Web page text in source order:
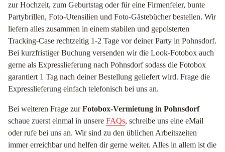
zur Hochzeit, zum Geburtstag oder für eine Firmenfeier, bunte
Partybrillen, Foto-Utensilien und Foto-Gästebücher bestellen. Wir
liefern alles zusammen in einem stabilen und gepolsterten
Tracking-Case rechtzeitig 1-2 Tage vor deiner Party in Pohnsdorf.
Bei kurzfristiger Buchung versenden wir die Look-Fotobox auch
gerne als Expresslieferung nach Pohnsdorf sodass die Fotobox
garantiert 1 Tag nach deiner Bestellung geliefert wird. Frage die
Expresslieferung einfach telefonisch bei uns an.
Bei weiteren Frage zurFotobox-Vermietung in Pohnsdorf
schaue zuerst einmal in unsere FAQs, schreibe uns eine eMail
oder rufe bei uns an. Wir sind zu den üblichen Arbeitszeiten
immer erreichbar und helfen dir gerne weiter. Alles in allem ist die